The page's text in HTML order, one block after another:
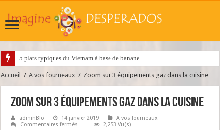
5 plats typiques du Vietnam à base de banane
Accueil / A vos fourneaux / Zoom sur 3 équipements gaz dans la cuisine
Zoom sur 3 équipements gaz dans la cuisine
adminBlo 14 janvier 2019
A vos fourneaux
Commentaires fermés
2,253 Vu(s)